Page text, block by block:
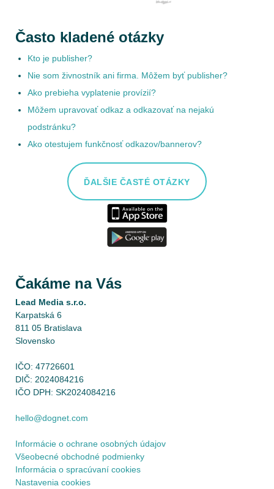
Často kladené otázky
Kto je publisher?
Nie som živnostník ani firma. Môžem byť publisher?
Ako prebieha vyplatenie provízií?
Môžem upravovať odkaz a odkazovať na nejakú
podstránku?
Ako otestujem funkčnosť odkazov/bannerov?
ĎALŠIE ČASTÉ OTÁZKY
Čakáme na Vás
Lead Media s.r.o.
Karpatská 6
811 05 Bratislava
Slovensko
IČO: 47726601
DIČ: 2024084216
IČO DPH: SK2024084216
hello@dognet.com
Informácie o ochrane osobných údajov
Všeobecné obchodné podmienky
Informácia o spracúvaní cookies
Nastavenia cookies